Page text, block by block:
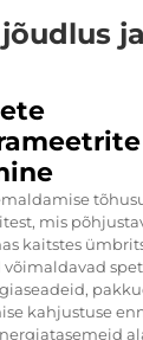
mis
kaitstes
kahjustuse